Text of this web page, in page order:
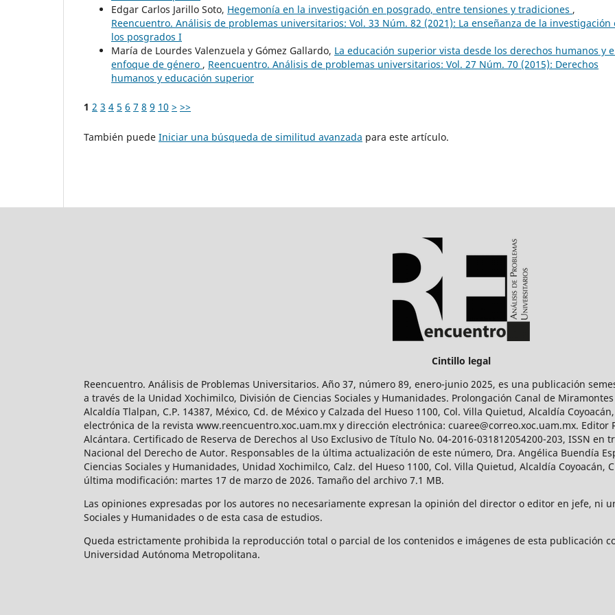
Edgar Carlos Jarillo Soto, Hegemonía en la investigación en posgrado, entre tensiones y tradiciones ,
Reencuentro. Análisis de problemas universitarios: Vol. 33 Núm. 82 (2021): La enseñanza de la investigación
los posgrados I
María de Lourdes Valenzuela y Gómez Gallardo, La educación superior vista desde los derechos humanos y
enfoque de género , Reencuentro. Análisis de problemas universitarios: Vol. 27 Núm. 70 (2015): Derechos
humanos y educación superior
1 2 3 4 5 6 7 8 9 10 > >>
También puede Iniciar una búsqueda de similitud avanzada para este artículo.
Cintillo legal
Reencuentro. Análisis de Problemas Universitarios. Año 37, número 89, enero-junio 2025, es una publicación
a través de la Unidad Xochimilco, División de Ciencias Sociales y Humanidades. Prolongación Canal de Miramontes
Alcaldía Tlalpan, C.P. 14387, México, Cd. de México y Calzada del Hueso 1100, Col. Villa Quietud, Alcaldía
electrónica de la revista www.reencuentro.xoc.uam.mx y dirección electrónica: cuaree@correo.xoc.uam.mx. Editor
Alcántara. Certificado de Reserva de Derechos al Uso Exclusivo de Título No. 04-2016-031812054200-203, ISSN
Nacional del Derecho de Autor. Responsables de la última actualización de este número, Dra. Angélica Buendía
Ciencias Sociales y Humanidades, Unidad Xochimilco, Calz. del Hueso 1100, Col. Villa Quietud, Alcaldía Coyoacán,
última modificación: martes 17 de marzo de 2026. Tamaño del archivo 7.1 MB.
Las opiniones expresadas por los autores no necesariamente expresan la opinión del director o editor en jefe, ni
Sociales y Humanidades o de esta casa de estudios.
Queda estrictamente prohibida la reproducción total o parcial de los contenidos e imágenes de esta publicación
Universidad Autónoma Metropolitana.